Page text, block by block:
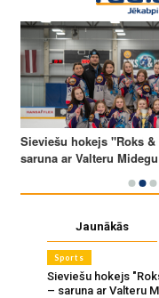
Jaunākās
Sports
Sieviešu hokejs
– saruna ar Valteru